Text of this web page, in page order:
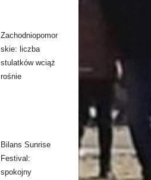
Zachodniopomor
skie: liczba
stulatków wciąż
rośnie
Bilans Sunrise
Festival:
spokojny